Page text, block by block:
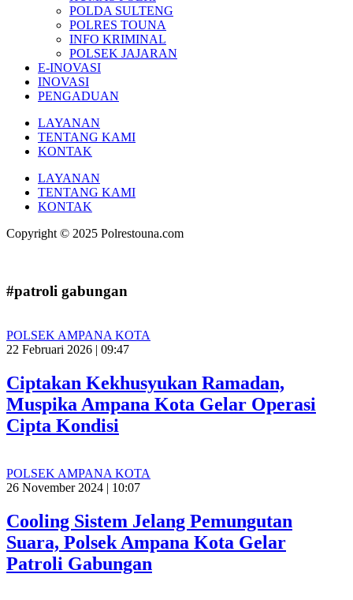
POLDA SULTENG
POLRES TOUNA
INFO KRIMINAL
POLSEK JAJARAN
E-INOVASI
INOVASI
PENGADUAN
LAYANAN
TENTANG KAMI
KONTAK
LAYANAN
TENTANG KAMI
KONTAK
Copyright © 2025 Polrestouna.com
#patroli gabungan
POLSEK AMPANA KOTA
22 Februari 2026 | 09:47
Ciptakan Kekhusyukan Ramadan,
Muspika Ampana Kota Gelar Operasi
Cipta Kondisi
POLSEK AMPANA KOTA
26 November 2024 | 10:07
Cooling Sistem Jelang Pemungutan
Suara, Polsek Ampana Kota Gelar
Patroli Gabungan